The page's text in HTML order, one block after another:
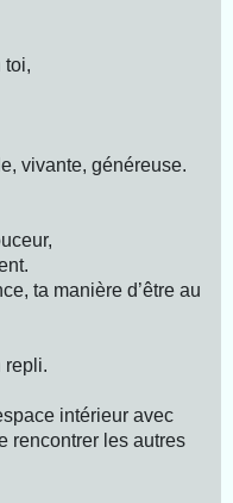
toi,
vivante, généreuse.
ta manière d’être au
repli.
intérieur avec
rencontrer les autres